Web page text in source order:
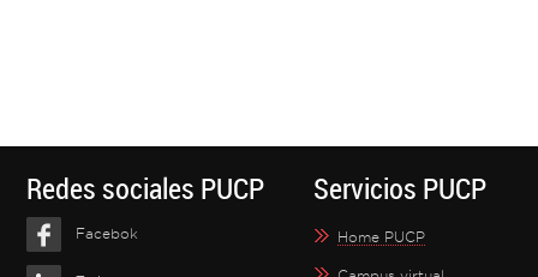
Redes sociales PUCP
Facebok
Servicios PUCP
Home PUCP